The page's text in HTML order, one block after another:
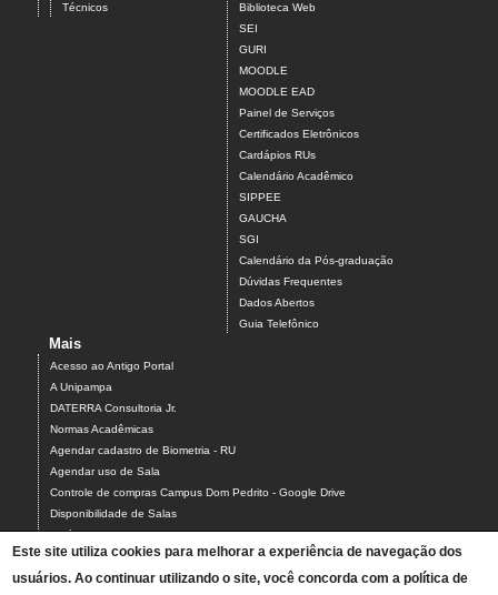
Técnicos
Biblioteca Web
SEI
GURI
MOODLE
MOODLE EAD
Painel de Serviços
Certificados Eletrônicos
Cardápios RUs
Calendário Acadêmico
SIPPEE
GAUCHA
SGI
Calendário da Pós-graduação
Dúvidas Frequentes
Dados Abertos
Guia Telefônico
Mais
Acesso ao Antigo Portal
A Unipampa
DATERRA Consultoria Jr.
Normas Acadêmicas
Agendar cadastro de Biometria - RU
Agendar uso de Sala
Controle de compras Campus Dom Pedrito - Google Drive
Disponibilidade de Salas
Estágios
Formulário para Agendamento do Laboratório de Informática
Relatórios Interativos
Este site utiliza cookies para melhorar a experiência de navegação dos
usuários. Ao continuar utilizando o site, você concorda com a política de